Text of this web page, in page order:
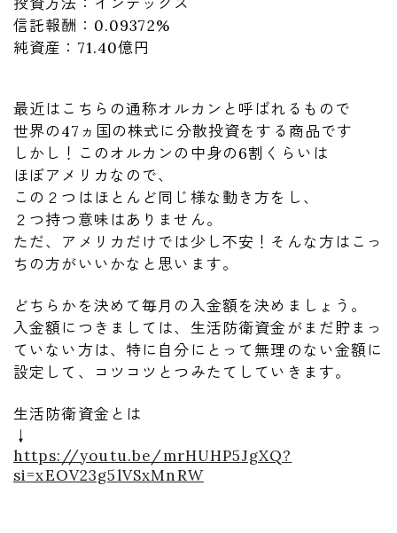
投資方法：インデックス
信託報酬：0.09372%
純資産：71.40億円
最近はこちらの通称オルカンと呼ばれるもので
世界の47ヵ国の株式に分散投資をする商品です
しかし！このオルカンの中身の6割くらいは
ほぼアメリカなので、
この２つはほとんど同じ様な動き方をし、
２つ持つ意味はありません。
ただ、アメリカだけでは少し不安！そんな方はこっ
ちの方がいいかなと思います。
どちらかを決めて毎月の入金額を決めましょう。
入金額につきましては、生活防衛資金がまだ貯まっ
ていない方は、特に自分にとって無理のない金額に
設定して、コツコツとつみたてしていきます。
生活防衛資金とは
↓
https://youtu.be/mrHUHP5JgXQ?
si=xEOV23g5lVSxMnRW